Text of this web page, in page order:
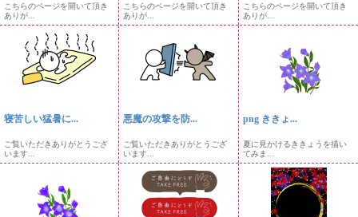
こちらのページを開いて頂き
ありが...
こちらのページを開いて頂き
ありが...
こちらのページを開いて頂き
ありが...
寝苦しい猛暑に...
ご覧いただきありがとうござ
います...
悪魔の攻撃を防...
ご覧いただきありがとうござ
います...
png ききょ...
夏に見かけるききょうを描い
てみま...